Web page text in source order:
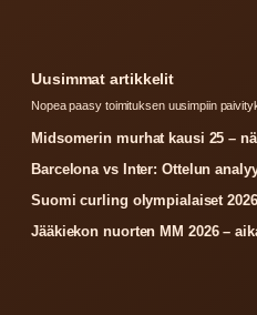
Uusimmat artikkelit
Nopea paasy toimituksen uusimpiin
Midsomerin murhat kausi 25 –
Barcelona vs Inter: Ottelun
Suomi curling olympialaiset
Jääkiekon nuorten MM 2026 –